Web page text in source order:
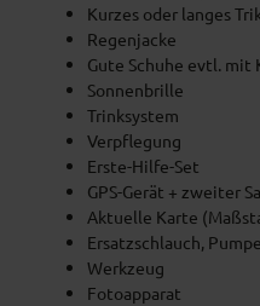
Kurzes oder langes
Regenjacke
Gute Schuhe evtl. mit
Sonnenbrille
Trinksystem
Verpflegung
Erste-Hilfe-Set
GPS-Gerät + zweiter
Aktuelle Karte
Ersatzschlauch, Pumpe
Werkzeug
Fotoapparat